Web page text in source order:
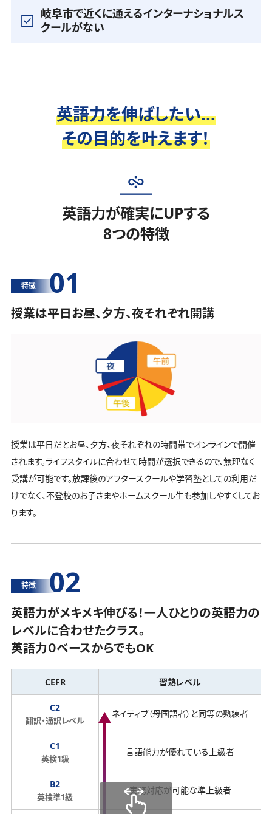
岐阜市で近くに通えるインターナショナルス
クールがない
英語力を伸ばしたい...
その目的を叶えます！
英語力が確実にUPする
8つの特徴
特徴 01
授業は平日お昼、夕方、夜それぞれ開講
授業は平日だとお昼、夕方、夜それぞれの時間帯でオンラインで開催
されます。ライフスタイルに合わせて時間が選択できるので、無理なく
受講が可能です。放課後のアフタースクールや学習塾としての利用だ
けでなく、不登校のお子さまやホームスクール生も参加しやすくしてお
ります。
特徴 02
英語力がメキメキ伸びる！一人ひとりの英語力の
レベルに合わせたクラス。
英語力０ベースからでもOK
CEFR 習熟レベル
C2
翻訳・通訳レベル
ネイティブ（母国語者）と同等の熟練者
C1
英検1級
言語能力が優れている上級者
B2
英検準1級
実務対応が可能な準上級者